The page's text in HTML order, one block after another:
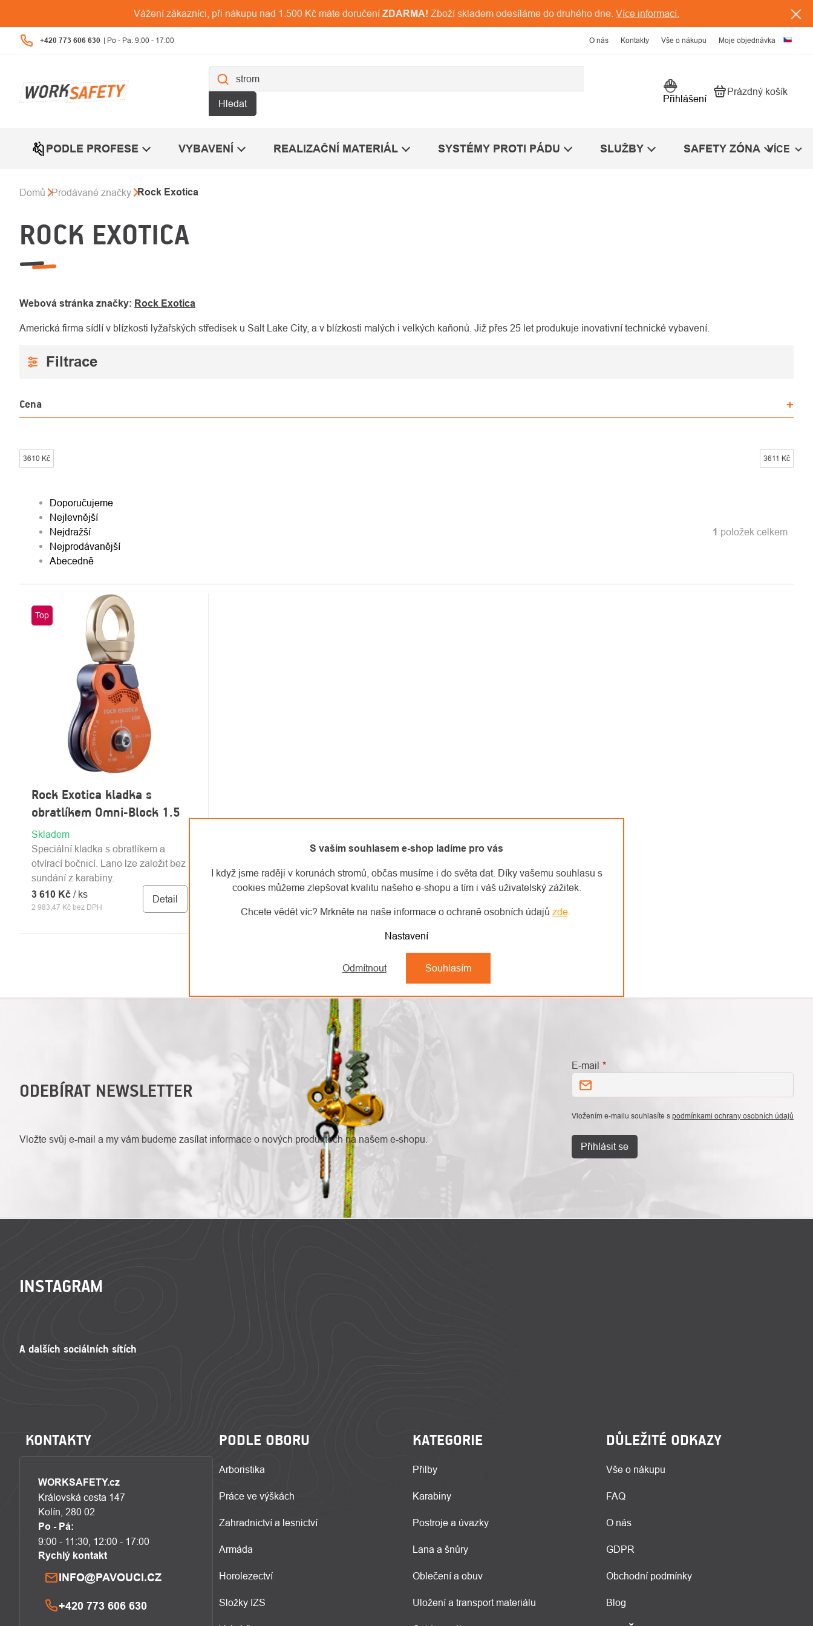
S vaším souhlasem e-shop ladíme pro vás
I když jsme raději v korunách stromů, občas musíme i do světa dat. Díky vašemu souhlasu s
cookies můžeme zlepšovat kvalitu našeho e-shopu a tím i váš uživatelský zážitek.
Chcete vědět víc? Mrkněte na naše informace o ochraně osobních údajů zde.
Nastavení
Odmítnout Souhlasím
obsah
Vážení zákazníci, při nákupu nad 1.500 Kč máte doručení ZDARMA! Zboží skladem odesíláme do druhého dne. Více informací.
+420 773 606 630 O nás Kontakty Vše o nákupu Moje objednávka
Hledat Přihlášení Nákupní košík
Prázdný košík
PODLE PROFESE VYBAVENÍ REALIZAČNÍ MATERIÁL SYSTÉMY PROTI PÁDU SLUŽBY SAFETY ZÓNA VÍCE
Domů Prodávané značky Rock Exotica
ROCK EXOTICA
Webová stránka značky: Rock Exotica
Americká firma sídlí v blízkosti lyžařských středisek u Salt Lake City, a v blízkosti malých i velkých kaňonů. Již přes 25 let produkuje inovativní technické vybavení.
Cena
3610 Kč 3611 Kč
ŘAZENÍ
PRODUKTŮ
Doporučujeme
Nejlevnější
Nejdražší
Nejprodávanější
Abecedně
1 položek celkem
VÝPIS
PRODUKTŮ
Top
Rock Exotica kladka s
obratlíkem Omni-Block 1.5
Skladem
2 983,47 Kč bez DPH
3 610 Kč / ks Detail
Speciální kladka s obratlíkem a
otvírací bočnicí. Lano lze založit bez
sundání z karabiny.
VÝPISU
ODEBÍRAT NEWSLETTER
Vložte svůj e-mail a my vám budeme zasílat informace o nových produktech na našem e-shopu.
E-mail
Vložením e-mailu souhlasíte s podmínkami ochrany osobních údajů
Přihlásit se
INSTAGRAM
KONTAKTY
WORKSAFETY.cz
Královská cesta 147
Kolín, 280 02
Po - Pá:
9:00 - 11:30, 12:00 - 17:00
Rychlý kontakt
INFO@PAVOUCI.CZ
+420 773 606 630
PODLE OBORU
Arboristika
Práce ve výškách
Zahradnictví a lesnictví
Armáda
Horolezectví
Složky IZS
KATEGORIE
Přilby
Karabiny
Postroje a úvazky
Lana a šnůry
Oblečení a obuv
Uložení a transport materiálu
DŮLEŽITÉ ODKAZY
Vše o nákupu
FAQ
O nás
GDPR
Obchodní podmínky
Blog